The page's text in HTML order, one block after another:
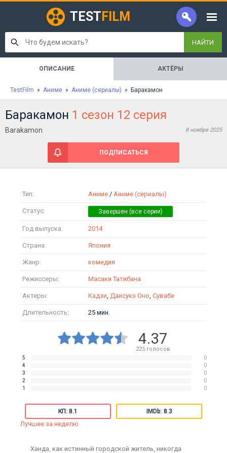
TEST FILM
НАЙТИ
ОПИСАНИЕ АКТЁРЫ
TestFilm » Аниме » Аниме (сериалы) » Баракамон
Баракамон 1 сезон 12 серия
Barakamon 8 ноября 2025
ПОДПИСАТЬСЯ
Тип: Аниме / Аниме (сериалы)
Статус:
Год выпуска: 2014
Страна: Япония
Жанр: комедия
Режиссеры: Масаки Татибана
Актеры: Кадзи, Даисукэ Оно, Сувабе
Длительность: 25 мин.
4.37
225голосов
5
0
4
0
3
0
2
0
1
0
КП: 8.1 IMDb: 8.3
Лучшее за неделю
Ханда, как истинный городской житель, никогда